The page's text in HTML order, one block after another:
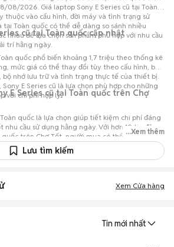
08/2026. Giá laptop Sony E Series cũ tại Toàn
thuộc vào cấu hình, đời máy và tình trạng sử
Toàn quốc có thể dễ dàng so sánh nhiều
nhau để lựa chọn sản phẩm phù hợp với nhu cầu
trí hằng ngày.
cũ tại Toàn quốc cập nhật
quốc phổ biến khoảng 1,7 triệu theo thống kê
mức giá có thể thay đổi tùy theo cấu hình, bộ
bộ nhớ lưu trữ và tình trạng thực tế của thiết bị.
E Series cũ là lựa chọn phù hợp cho những
với chi phí hợp lý.
E Series cũ tại Toàn quốc trên Chợ
quốc là lựa chọn giúp tiết kiệm chi phí đáng
cầu sử dụng hằng ngày. Với hơn 10 tin đăng
quốc trên Chợ Tốt, người mua có thể dễ dàng
tình trạng máy khác nhau để lựa chọn sản
và ngân sách.
...Xem thêm
Lưu tìm kiếm
Xem Cửa hàng
Tin mới nhất